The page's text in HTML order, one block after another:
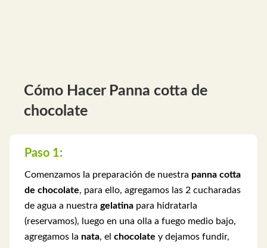
Cómo Hacer Panna cotta de
chocolate
Paso 1:
Comenzamos la preparación de nuestra panna cotta
de chocolate, para ello, agregamos las 2 cucharadas
de agua a nuestra gelatina para hidratarla
(reservamos), luego en una olla a fuego medio bajo,
agregamos la nata, el chocolate y dejamos fundir,